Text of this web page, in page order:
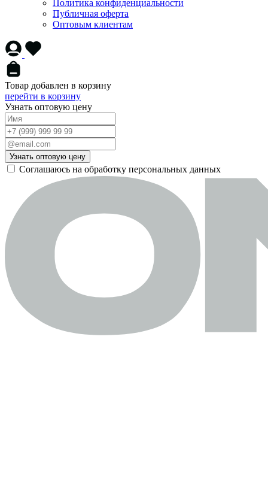
Политика конфиденциальности
Публичная оферта
Оптовым клиентам
Товар добавлен в корзину
перейти в корзину
Узнать оптовую цену
Узнать оптовую цену
Соглашаюсь на обработку персональных данных